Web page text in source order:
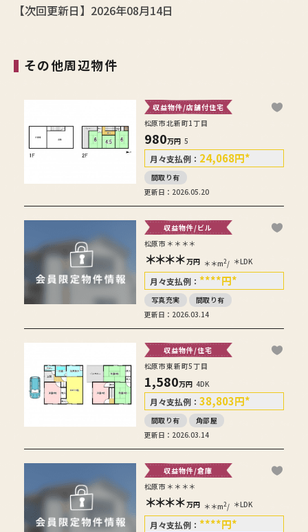
【次回更新日】2026年08月14日
その他周辺物件
収益物件/店舗付住宅
松原市北新町1丁目
980万円 5
月々支払例： 24,068円*
間取り有
更新日：2026.05.20
収益物件/ビル
松原市＊＊＊＊
＊＊＊＊ 万円 ＊＊m2/ ＊LDK
月々支払例： ****円*
写真充実
間取り有
更新日：2026.03.14
収益物件/住宅
松原市東新町5丁目
1,580万円 4DK
月々支払例： 38,803円*
間取り有
角部屋
更新日：2026.03.14
収益物件/倉庫
松原市＊＊＊＊
＊＊＊＊ 万円 ＊＊m2/ ＊LDK
月々支払例： ****円*